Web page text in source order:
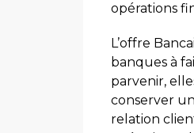
opérations
L’offre
banques à
parvenir,
conserver
relation